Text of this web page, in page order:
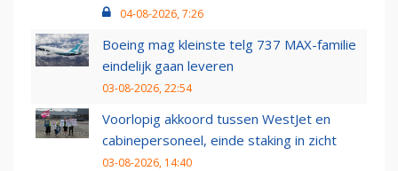
04-08-2026, 7:26
Boeing mag kleinste telg 737 MAX-familie
eindelijk gaan leveren
03-08-2026, 22:54
Voorlopig akkoord tussen WestJet en
cabinepersoneel, einde staking in zicht
03-08-2026, 14:40